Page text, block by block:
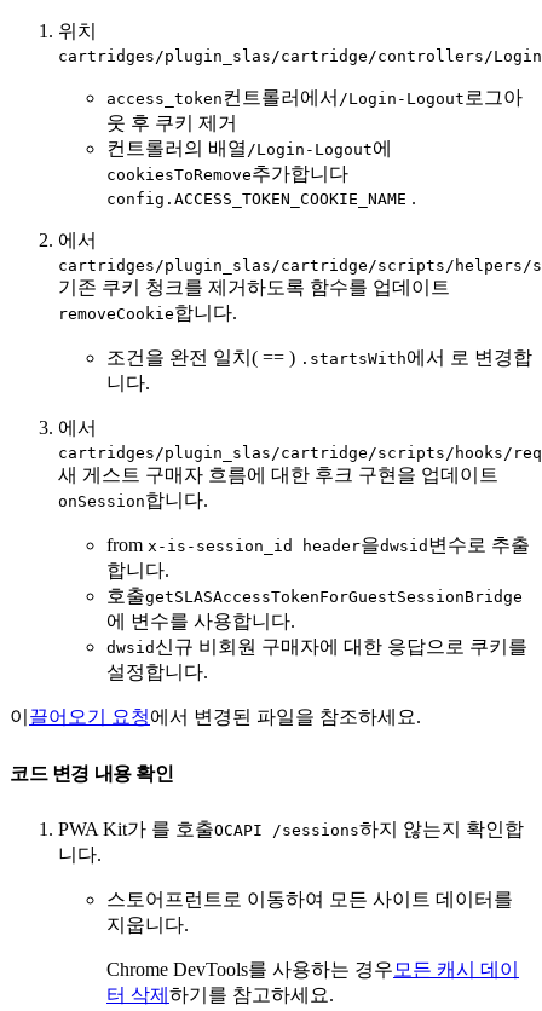
위치
cartridges/plugin_slas/cartridge/controllers/
access_token컨트롤러에서 /Login-Logout 로그아
웃 후 쿠키 제거
컨트롤러의 배열 /Login-Logout에
cookiesToRemove추가합니다
config.ACCESS_TOKEN_COOKIE_NAME .
에서
cartridges/plugin_slas/cartridge/scripts/helpers/
기존 쿠키 청크를 제거하도록 함수를 업데이트
removeCookie합니다.
조건을 완전 일치( == ) .startsWith에서 로 변경합
니다.
에서
cartridges/plugin_slas/cartridge/scripts/hooks/
새 게스트 구매자 흐름에 대한 후크 구현을 업데이트
onSession합니다.
from x-is-session_id header을dwsid 변수로 추출
합니다.
호출getSLASAccessTokenForGuestSessionBridge
에 변수를 사용합니다.
dwsid 신규 비회원 구매자에 대한 응답으로 쿠키를
설정합니다.
이 끌어오기 요청에서 변경된 파일을 참조하세요.
코드 변경 내용 확인
PWA Kit가 를 호출OCAPI /sessions하지 않는지 확인합
니다.
스토어프런트로 이동하여 모든 사이트 데이터를
지웁니다.
Chrome DevTools를 사용하는 경우 모든 캐시 데이
터 삭제 하기를 참고하세요.